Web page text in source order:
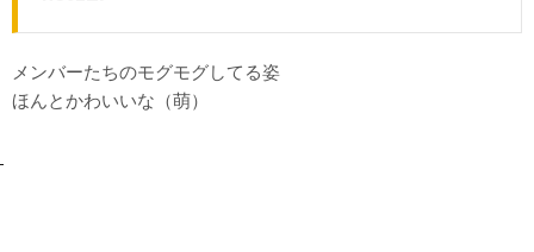
メンバーたちのモグモグしてる姿
ほんとかわいいな（萌）